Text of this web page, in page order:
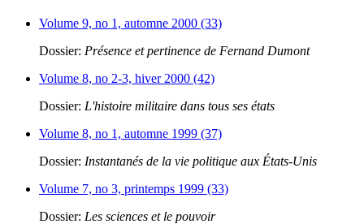
Volume 9, no 1, automne 2000 (33)
Dossier: Présence et pertinence de Fernand Dumont
Volume 8, no 2-3, hiver 2000 (42)
Dossier: L'histoire militaire dans tous ses états
Volume 8, no 1, automne 1999 (37)
Dossier: Instantanés de la vie politique aux États-Unis
Volume 7, no 3, printemps 1999 (33)
Dossier: Les sciences et le pouvoir